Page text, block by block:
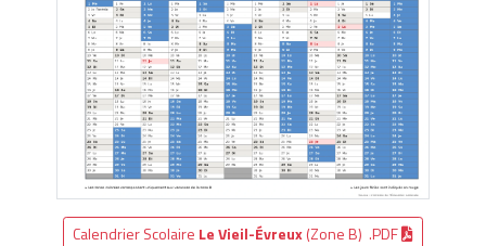
Calendrier Scolaire Le Vieil-Évreux(Zone B) .PDF